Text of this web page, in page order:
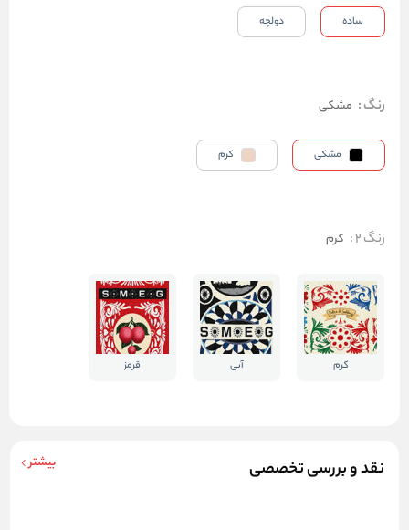
نقد و بررسی تخصصی بیشتر
ساده
دولچه
رنگ: مشکی
مشکی کرم
رنگ 2 : کرم
کرم آبی قرمز